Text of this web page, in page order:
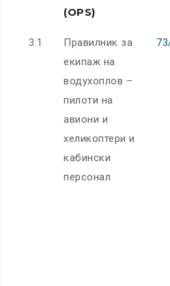
(OPS)
3.1
Правилник за
екипаж на
водухоплов –
пилоти на
авиони и
хеликоптери и
кабински
персонал